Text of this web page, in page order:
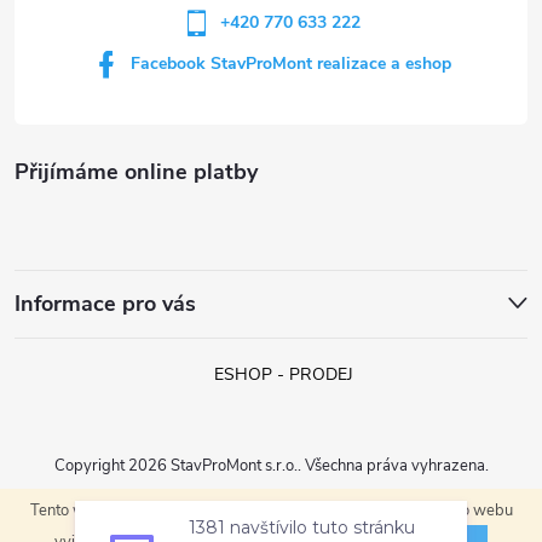
Tento web používá soubory cookie. Dalším procházením tohoto webu
v
i
Přijímáme online platby
Informace pro vás
+420 770 633 222
Facebook StavProMont realizace a eshop
ESHOP - PRODEJ
Copyright 2026 StavProMont s.r.o.. Všechna práva vyhrazena.
1381 navštívilo tuto stránku
navštívilo tuto stránku